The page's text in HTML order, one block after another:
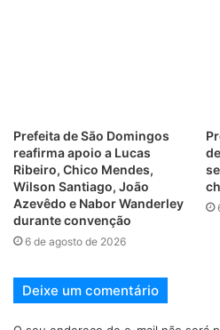
Prefeita de São Domingos
reafirma apoio a Lucas
Ribeiro, Chico Mendes,
Wilson Santiago, João
Azevêdo e Nabor Wanderley
durante convenção
6 de agosto de 2026
Deixe um comentário